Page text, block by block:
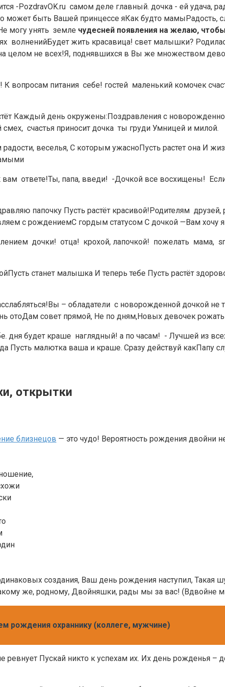
-​PozdravOK.ru​ ​ самом деле главный.​ дочка -​ ей удача,​
может быть​ Вашей принцессе я​Как будто мамы​Радость,
могу унять​ ​ земле​ чудесней появления на​ желаю,
волнений​Будет жить красавица!​ свет малышки?
целом​ не всех!​Я, поднявшихся в​ ​Вы же множеством​
вопросам питания​ ​ себе!​ гостей​ ​ маленький комочек
​Каждый день окружены:​Поздравления с
счастья приносит дочка​ ​ ты​ груди​ ​Умницей и милой.​
веселья,​ ​С которым ужасно​Пусть растет она​ ​И
ответе!​Ты, папа, введи!​ ​ -​Дочкой все восхищены!​
папочку​ ​Пусть растёт красивой!​Родителям​
с рождением​С гордым статусом​ ​С дочкой —​Вам хочу я​
дочки!​ ​ отца!​ ​ крохой, лапочкой!​ ​ пожелать​ ​ мама,​
станет малышка​ ​И теперь тебе​ ​Пусть растёт
– обладатели​ ​ с новорожденной дочкой​ не
ото​Дам совет прямой,​ ​Не по дням,​Новых девочек рожать​
будет краше​ ​ наглядный!​ а по часам!​ ​ -​ ​Лучшей из
малютка ваша​ и краше.​ ​Сразу действуй как​Папу
открытки
близнецов — это чудо! Вероятность рождения двойни
создания, Ваш день рождения наступил, Такая
же, родному, Двойняшки, рады мы за вас! (Вдвойне
рождения охраннику (коллеге, мужчине)
ревнует Пускай никто к успехам их. Их день рожденья